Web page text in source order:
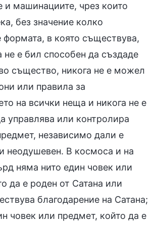
и машинациите, чрез които
без значение колко
формата, в която съществува,
не е бил способен да създаде
същество, никога не е можел
или правила за
на всички неща и никога не е
управлява или контролира
независимо дали е
неодушевен. В космоса и на
няма нито един човек или
да е роден от Сатана или
благодарение на Сатана;
човек или предмет, който да е